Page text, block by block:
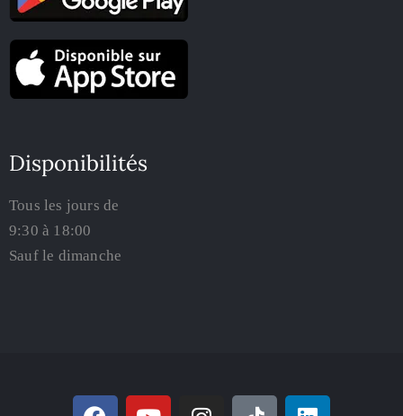
Disponibilités
Tous les jours de
9:30 à 18:00
Sauf le dimanche